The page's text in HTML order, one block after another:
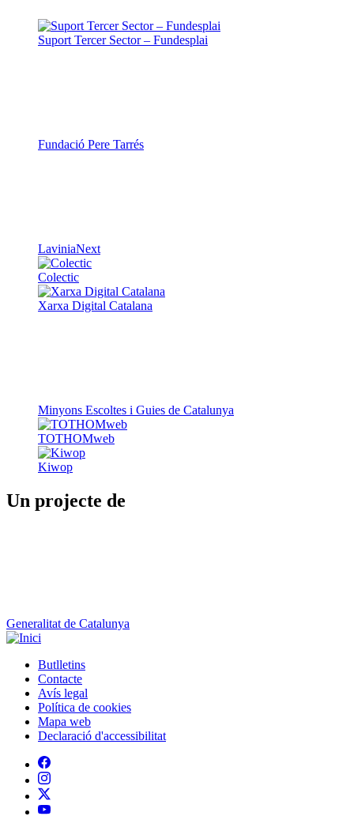
Suport Tercer Sector – Fundesplai
Fundació Pere Tarrés
LaviniaNext
Colectic
Xarxa Digital Catalana
Minyons Escoltes i Guies de Catalunya
TOTHOMweb
Kiwop
Un projecte de
Generalitat de Catalunya
Peu
Butlletins
Contacte
Avís legal
Política de cookies
Mapa web
Declaració d'accessibilitat